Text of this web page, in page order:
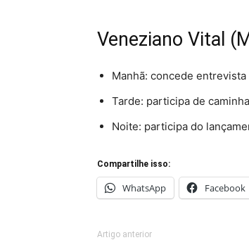
Veneziano Vital
Manhã: concede entrevista
Tarde: participa de
Noite: participa do
Compartilhe isso:
WhatsApp Facebook
Artigo anterior